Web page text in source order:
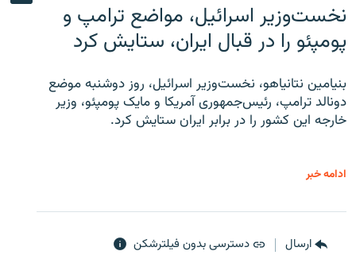
نخست‌وزیر اسرائیل، مواضع ترامپ و
پومپئو را در قبال ایران، ستایش کرد
بنیامین نتانیاهو، نخست‌وزیر اسرائیل، روز دوشنبه موضع
دونالد ترامپ، رئیس‌جمهوری آمریکا و مایک پومپئو، وزیر
خارجه این کشور را در برابر ایران ستایش کرد.
ادامه خبر
ارسال دسترسی بدون فیلترشکن